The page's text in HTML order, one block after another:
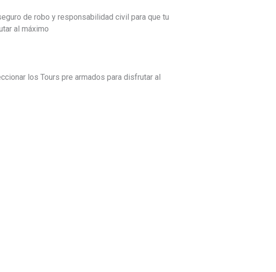
de robo y responsabilidad civil para que tu
al máximo
los Tours pre armados para disfrutar al